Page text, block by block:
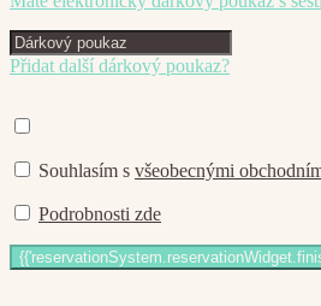
Přidat další dárkový poukaz?
Souhlasím s všeobecnými
Podrobnosti zde